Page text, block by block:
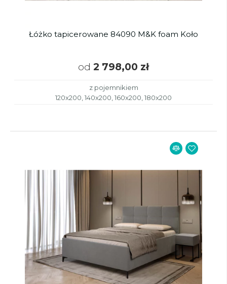
Łóżko tapicerowane 84090 M&K foam Koło
od 2 798,00 zł
z pojemnikiem
120x200, 140x200, 160x200, 180x200